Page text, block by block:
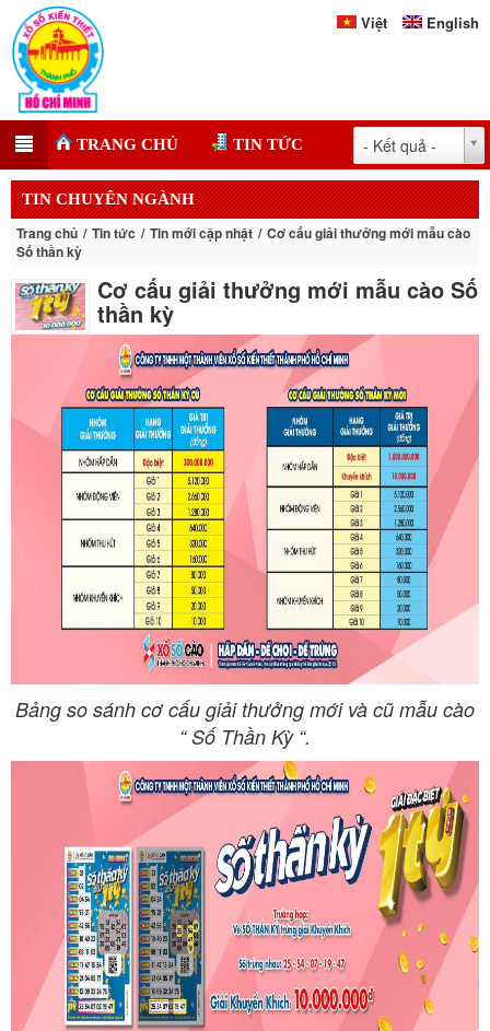
Việt English
TRANG CHỦ TIN TỨC - Kết quả -
TIN CHUYÊN NGÀNH
Trang chủ Tin tức Tin mới cập nhật
Cơ cấu giải thưởng mới mẫu cào
Số thần kỳ
Cơ cấu giải thưởng mới mẫu cào Số
thần kỳ
Bảng so sánh cơ cấu giải thưởng mới và cũ mẫu cào
“ Số Thần Kỳ “.